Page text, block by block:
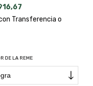
Transferencia o
DE LA REME